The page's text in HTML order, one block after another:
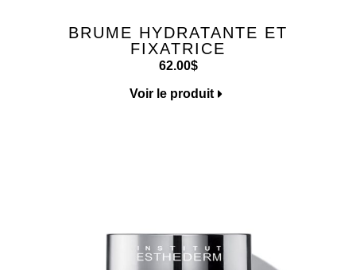
BRUME HYDRATANTE ET
FIXATRICE
62.00$
Voir le produit